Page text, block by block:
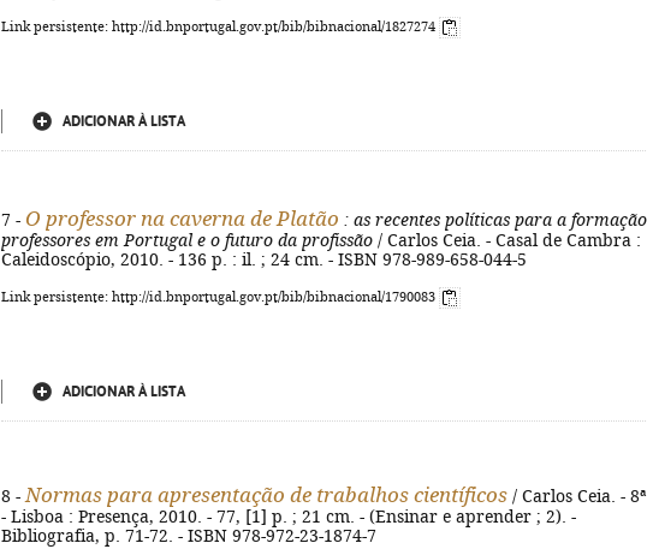
Link persistente: http://id.bnportugal.gov.pt/bib/bibnacional/1827274
ADICIONAR À LISTA
7 - O professor na caverna de Platão : as recentes políticas para a
professores em Portugal e o futuro da profissão / Carlos Ceia. - Casal de Cambra :
Caleidoscópio, 2010. - 136 p. : il. ; 24 cm. - ISBN 978-989-658-044-5
Link persistente: http://id.bnportugal.gov.pt/bib/bibnacional/1790083
ADICIONAR À LISTA
8 - Normas para apresentação de trabalhos científicos / Carlos Ceia. - 8ª
- Lisboa : Presença, 2010. - 77, [1] p. ; 21 cm. - (Ensinar e aprender ; 2). -
Bibliografia, p. 71-72. - ISBN 978-972-23-1874-7